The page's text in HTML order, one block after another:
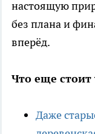
настоящую
без плана и
вперёд.
Что еще стоит
Даже